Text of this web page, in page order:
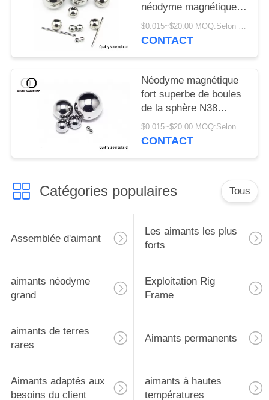
néodyme magnétique
de boules de sphère
pour des machines de
$0.015~$20.00 MOQ:Selon le diamètre de sphère, finissez enduit et l'emballage
CONTACT
Néodyme magnétique
fort superbe de boules
de la sphère N38
multifonctionnel pour
l'empaquetage
$0.015~$20.00 MOQ:Selon le diamètre de sphère, enduit extérieur et le paquet
CONTACT
Catégories populaires Tous
Assemblée d'aimant
Les aimants les plus
forts
aimants néodyme
grand
Exploitation Rig
Frame
aimants de terres
rares
Aimants permanents
Aimants adaptés aux
besoins du client
aimants à hautes
températures